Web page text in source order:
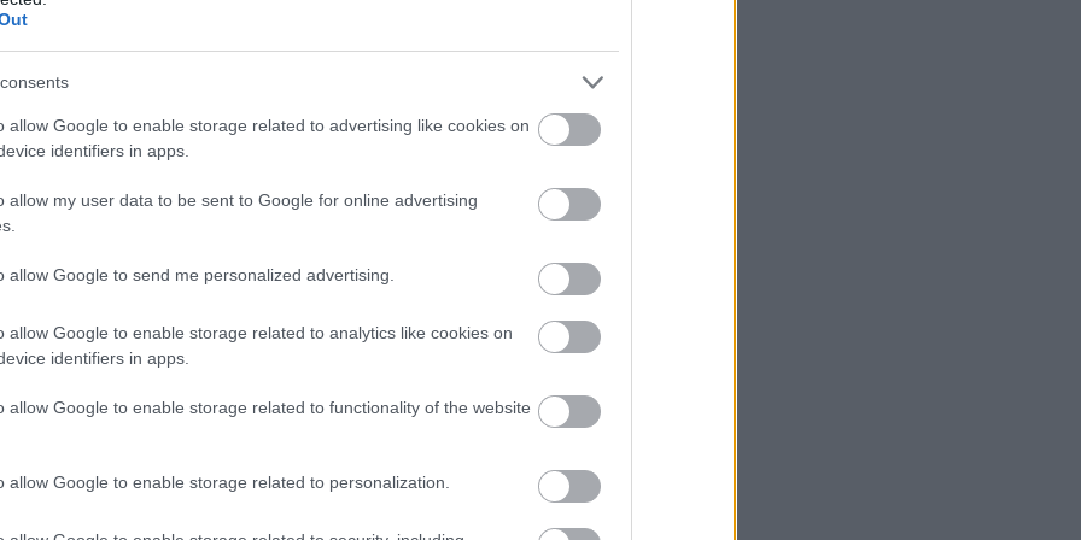
allow Google to enable storage related to advertising like cookies on
identifiers in apps.
allow my user data to be sent to Google for online advertising
allow Google to send me personalized advertising.
allow Google to enable storage related to analytics like cookies on
identifiers in apps.
allow Google to enable storage related to functionality of the website
allow Google to enable storage related to personalization.
az elmúlt években, és
– nemhogy újra megjelentek a